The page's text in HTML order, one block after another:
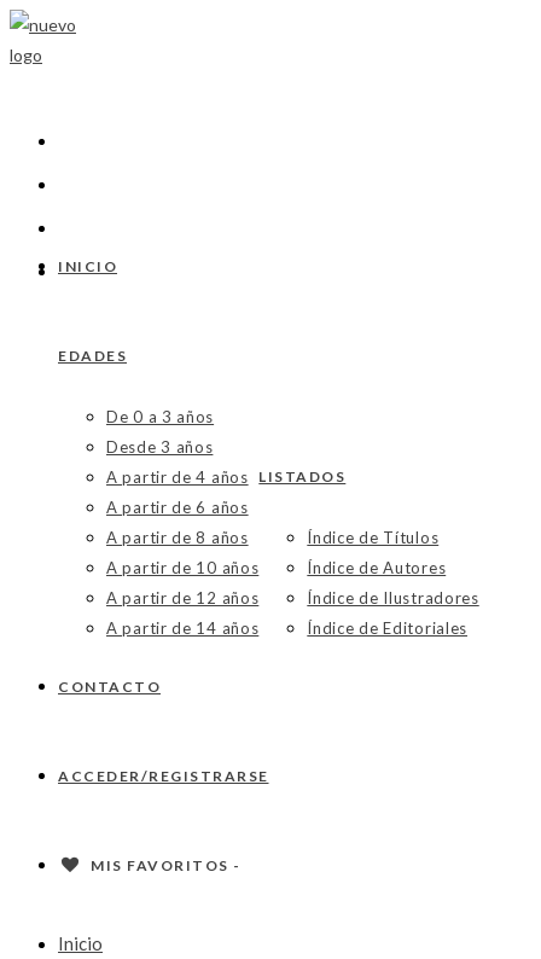
Ir
al
INICIO
EDADES
De 0 a 3 años
Desde 3 años
A partir de 4 años
A partir de 6 años
A partir de 8 años
A partir de 10 años
A partir de 12 años
A partir de 14 años
LISTADOS
Índice de Títulos
Índice de Autores
Índice de Ilustradores
Índice de Editoriales
CONTACTO
ACCEDER/REGISTRARSE
MIS FAVORITOS -
Inicio